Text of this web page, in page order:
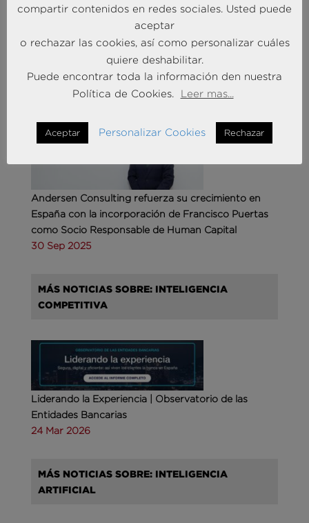
MÁS NOTICIAS SOBRE: ACTUALIDAD
Andersen Consulting refuerza su crecimiento en
España con la incorporación de Francisco Puertas
como Socio Responsable de Human Capital
30 Sep 2025
MÁS NOTICIAS SOBRE: INTELIGENCIA
COMPETITIVA
Liderando la Experiencia | Observatorio de las
Entidades Bancarias
24 Mar 2026
MÁS NOTICIAS SOBRE: INTELIGENCIA
ARTIFICIAL
compartir contenidos en redes sociales. Usted puede
aceptar
o rechazar las cookies, así como personalizar cuáles
quiere deshabilitar.
Puede encontrar toda la información den nuestra
Política de Cookies.
Leer mas...
Aceptar Personalizar Cookies Rechazar